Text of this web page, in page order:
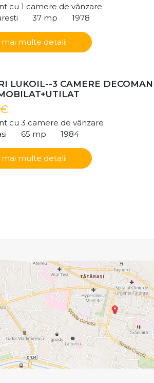
cu 1 camere de vânzare
37 mp 1978
mai multe detalii
LUKOIL--3 CAMERE
cu 3 camere de vânzare
65 mp 1984
mai multe detalii